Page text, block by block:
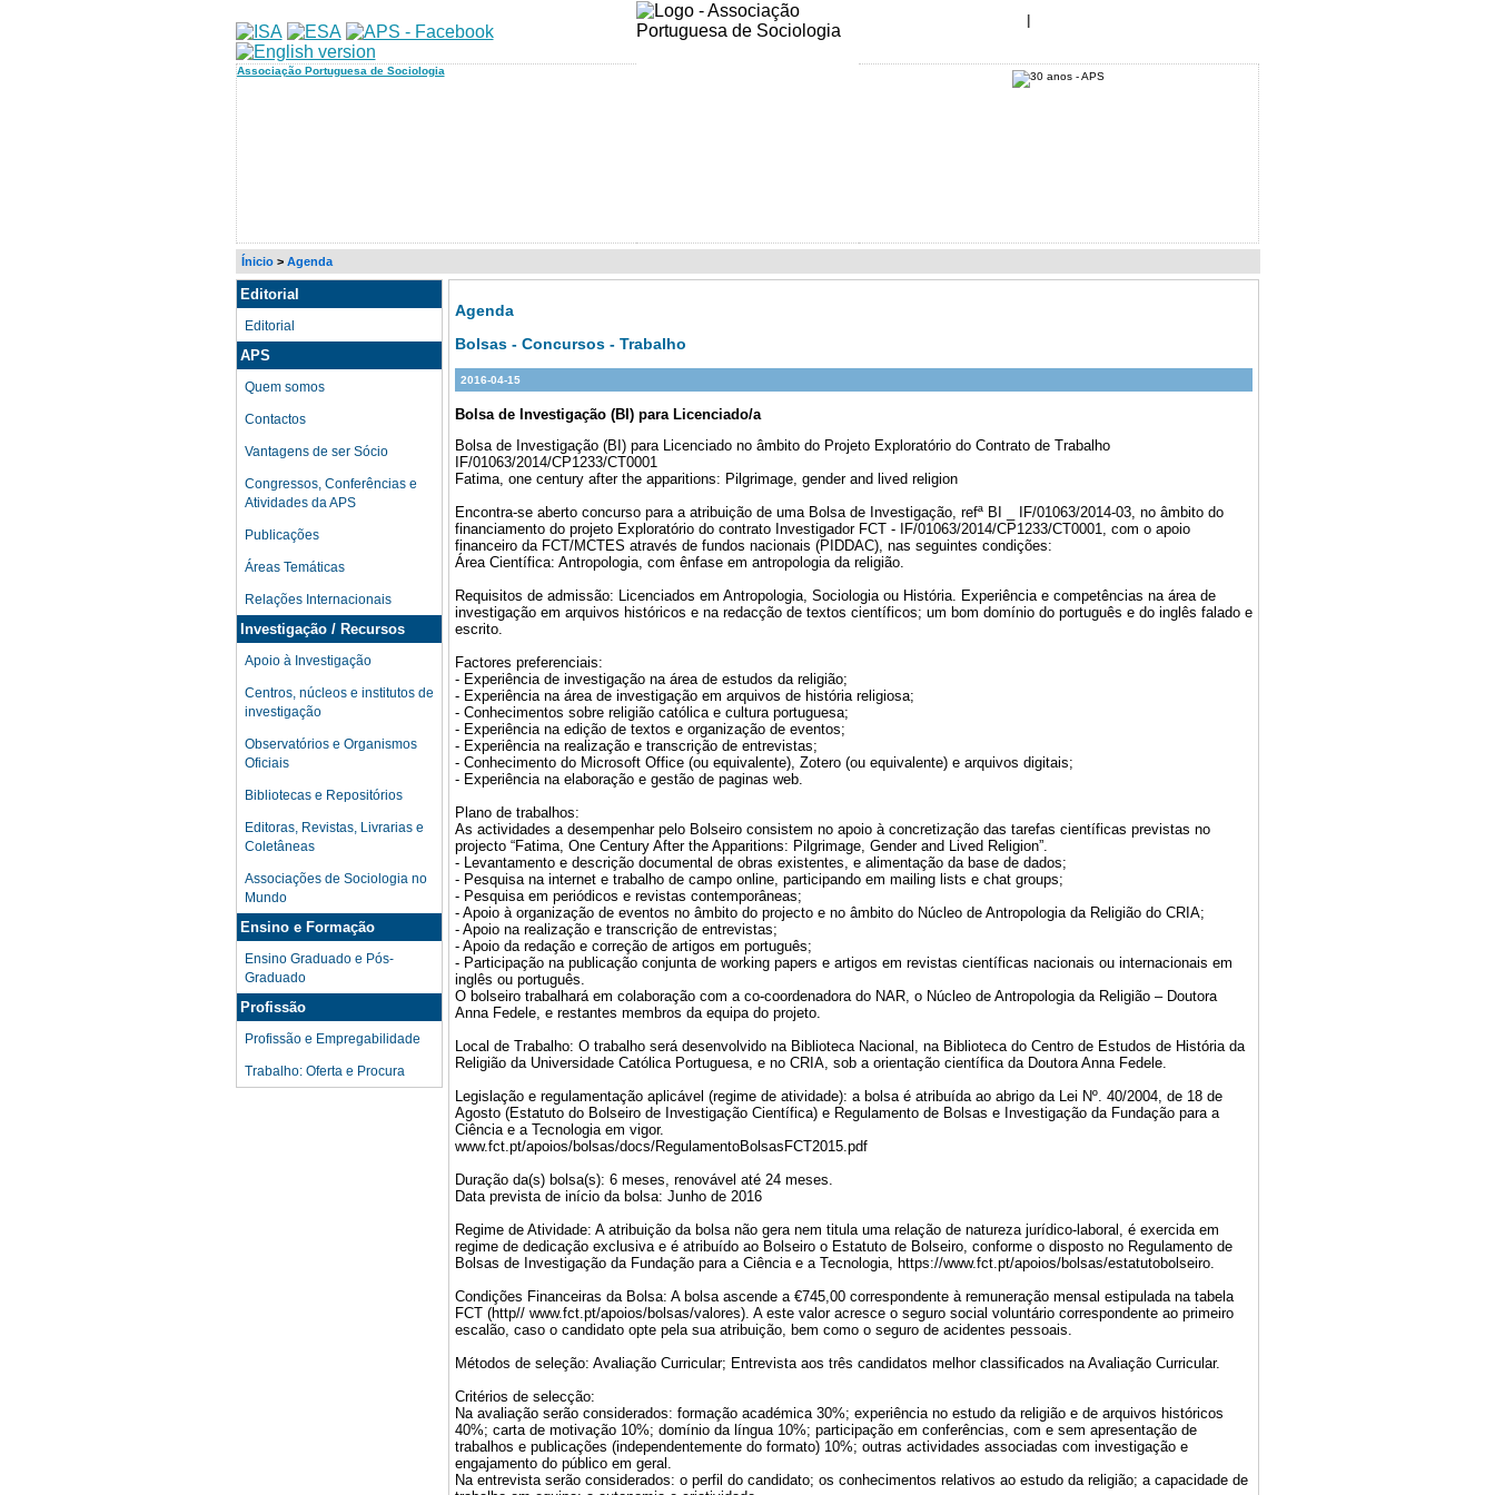
Associação Portuguesa de Sociologia
Ínicio> Agenda
Editorial
Editorial
APS
Quem somos
Contactos
Vantagens de ser Sócio
Congressos, Conferências e
Atividades da APS
Publicações
Áreas Temáticas
Relações Internacionais
Investigação / Recursos
Apoio à Investigação
Centros, núcleos e institutos de
investigação
Observatórios e Organismos
Oficiais
Bibliotecas e Repositórios
Editoras, Revistas, Livrarias e
Coletâneas
Associações de Sociologia no
Mundo
Ensino e Formação
Ensino Graduado e Pós-
Graduado
Profissão
Profissão e Empregabilidade
Trabalho: Oferta e Procura
Agenda
Bolsas - Concursos - Trabalho
2016-04-15
Bolsa de Investigação (BI) para Licenciado/a
Bolsa de Investigação (BI) para Licenciado no âmbito do Projeto Exploratório do Contrato de Trabalho
IF/01063/2014/CP1233/CT0001
Fatima, one century after the apparitions: Pilgrimage, gender and lived religion
Encontra-se aberto concurso para a atribuição de uma Bolsa de Investigação, refª BI _ IF/01063/2014-03, no âmbito do
financiamento do projeto Exploratório do contrato Investigador FCT - IF/01063/2014/CP1233/CT0001, com o apoio
financeiro da FCT/MCTES através de fundos nacionais (PIDDAC), nas seguintes condições:
Área Científica: Antropologia, com ênfase em antropologia da religião.
Requisitos de admissão: Licenciados em Antropologia, Sociologia ou História. Experiência e competências na área de
investigação em arquivos históricos e na redacção de textos científicos; um bom domínio do português e do inglês falado e
escrito.
Factores preferenciais:
- Experiência de investigação na área de estudos da religião;
- Experiência na área de investigação em arquivos de história religiosa;
- Conhecimentos sobre religião católica e cultura portuguesa;
- Experiência na edição de textos e organização de eventos;
- Experiência na realização e transcrição de entrevistas;
- Conhecimento do Microsoft Office (ou equivalente), Zotero (ou equivalente) e arquivos digitais;
- Experiência na elaboração e gestão de paginas web.
Plano de trabalhos:
As actividades a desempenhar pelo Bolseiro consistem no apoio à concretização das tarefas científicas previstas no
projecto “Fatima, One Century After the Apparitions: Pilgrimage, Gender and Lived Religion”.
- Levantamento e descrição documental de obras existentes, e alimentação da base de dados;
- Pesquisa na internet e trabalho de campo online, participando em mailing lists e chat groups;
- Pesquisa em periódicos e revistas contemporâneas;
- Apoio à organização de eventos no âmbito do projecto e no âmbito do Núcleo de Antropologia da Religião do CRIA;
- Apoio na realização e transcrição de entrevistas;
- Apoio da redação e correção de artigos em português;
- Participação na publicação conjunta de working papers e artigos em revistas científicas nacionais ou internacionais em
inglês ou português.
O bolseiro trabalhará em colaboração com a co-coordenadora do NAR, o Núcleo de Antropologia da Religião – Doutora
Anna Fedele, e restantes membros da equipa do projeto.
Local de Trabalho: O trabalho será desenvolvido na Biblioteca Nacional, na Biblioteca do Centro de Estudos de História da
Religião da Universidade Católica Portuguesa, e no CRIA, sob a orientação científica da Doutora Anna Fedele.
Legislação e regulamentação aplicável (regime de atividade): a bolsa é atribuída ao abrigo da Lei Nº. 40/2004, de 18 de
Agosto (Estatuto do Bolseiro de Investigação Científica) e Regulamento de Bolsas e Investigação da Fundação para a
Ciência e a Tecnologia em vigor.
www.fct.pt/apoios/bolsas/docs/RegulamentoBolsasFCT2015.pdf
Duração da(s) bolsa(s): 6 meses, renovável até 24 meses.
Data prevista de início da bolsa: Junho de 2016
Regime de Atividade: A atribuição da bolsa não gera nem titula uma relação de natureza jurídico-laboral, é exercida em
regime de dedicação exclusiva e é atribuído ao Bolseiro o Estatuto de Bolseiro, conforme o disposto no Regulamento de
Bolsas de Investigação da Fundação para a Ciência e a Tecnologia, https://www.fct.pt/apoios/bolsas/estatutobolseiro.
Condições Financeiras da Bolsa: A bolsa ascende a €745,00 correspondente à remuneração mensal estipulada na tabela
FCT (http// www.fct.pt/apoios/bolsas/valores). A este valor acresce o seguro social voluntário correspondente ao primeiro
escalão, caso o candidato opte pela sua atribuição, bem como o seguro de acidentes pessoais.
Métodos de seleção: Avaliação Curricular; Entrevista aos três candidatos melhor classificados na Avaliação Curricular.
Critérios de selecção:
Na avaliação serão considerados: formação académica 30%; experiência no estudo da religião e de arquivos históricos
40%; carta de motivação 10%; domínio da língua 10%; participação em conferências, com e sem apresentação de
trabalhos e publicações (independentemente do formato) 10%; outras actividades associadas com investigação e
engajamento do público em geral.
Na entrevista serão considerados: o perfil do candidato; os conhecimentos relativos ao estudo da religião; a capacidade de